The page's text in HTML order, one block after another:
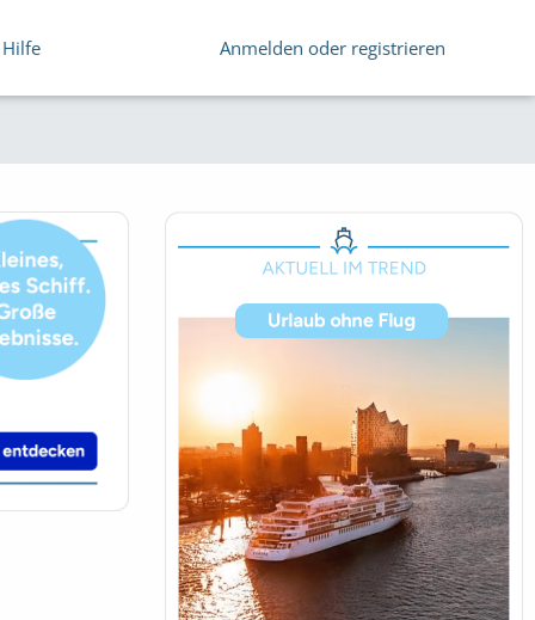
Hilfe Anmelden oder registrieren